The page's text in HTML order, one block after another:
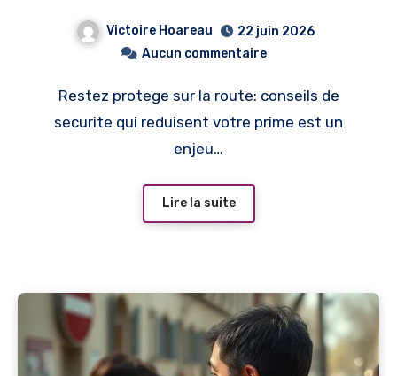
qui reduisent votre prime
Victoire Hoareau
22 juin 2026
Aucun commentaire
Restez protege sur la route: conseils de
securite qui reduisent votre prime est un
enjeu…
Lire la suite